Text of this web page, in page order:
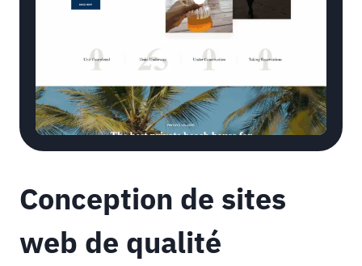
Conception de sites
web de qualité